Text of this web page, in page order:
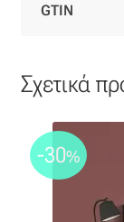
Υφαντό
Φιλ-κουπέ
Φλάμα
GTIN
Σχετικά
-30%